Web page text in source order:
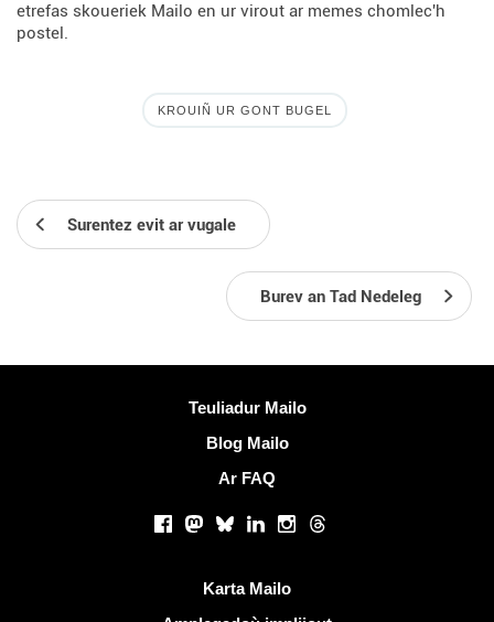
etrefas skoueriek Mailo en ur virout ar memes chomlec'h
postel.
KROUIÑ UR GONT BUGEL
Surentez evit ar vugale
Burev an Tad Nedeleg
Teuliadur Mailo
Blog Mailo
Ar FAQ
Facebook
Mastodon
BlueskyLinkedInInstagram
Threads
Karta Mailo